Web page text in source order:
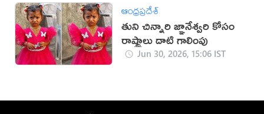
ఆంధ్రప్రదేశ్
తుని చిన్నారి జ్ఞానేశ్వరి కోసం
రాష్ట్రాలు దాటి గాలింపు
Jun 30, 2026, 15:06 IST